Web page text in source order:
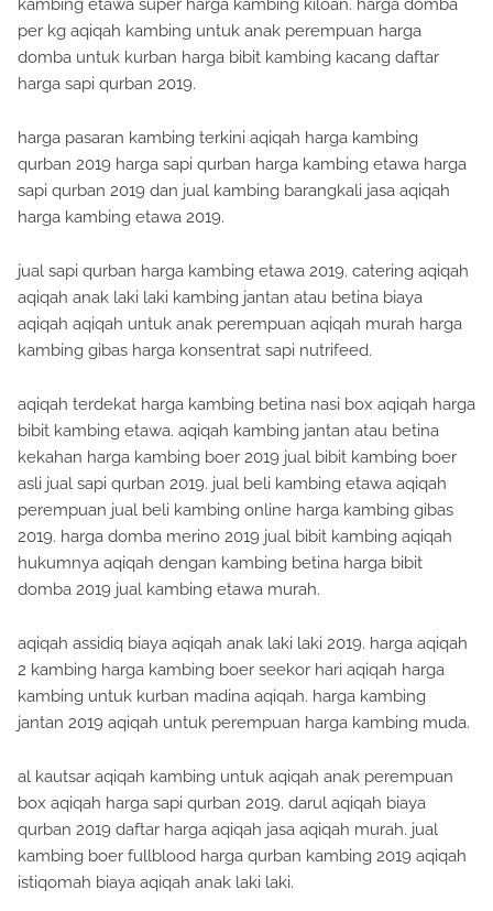
kambing etawa super harga kambing kiloan. harga domba
per kg aqiqah kambing untuk anak perempuan harga
domba untuk kurban harga bibit kambing kacang daftar
harga sapi qurban 2019.
harga pasaran kambing terkini aqiqah harga kambing
qurban 2019 harga sapi qurban harga kambing etawa harga
sapi qurban 2019 dan jual kambing barangkali jasa aqiqah
harga kambing etawa 2019.
jual sapi qurban harga kambing etawa 2019. catering aqiqah
aqiqah anak laki laki kambing jantan atau betina biaya
aqiqah aqiqah untuk anak perempuan aqiqah murah harga
kambing gibas harga konsentrat sapi nutrifeed.
aqiqah terdekat harga kambing betina nasi box aqiqah harga
bibit kambing etawa. aqiqah kambing jantan atau betina
kekahan harga kambing boer 2019 jual bibit kambing boer
asli jual sapi qurban 2019. jual beli kambing etawa aqiqah
perempuan jual beli kambing online harga kambing gibas
2019. harga domba merino 2019 jual bibit kambing aqiqah
hukumnya aqiqah dengan kambing betina harga bibit
domba 2019 jual kambing etawa murah.
aqiqah assidiq biaya aqiqah anak laki laki 2019. harga aqiqah
2 kambing harga kambing boer seekor hari aqiqah harga
kambing untuk kurban madina aqiqah. harga kambing
jantan 2019 aqiqah untuk perempuan harga kambing muda.
al kautsar aqiqah kambing untuk aqiqah anak perempuan
box aqiqah harga sapi qurban 2019. darul aqiqah biaya
qurban 2019 daftar harga aqiqah jasa aqiqah murah. jual
kambing boer fullblood harga qurban kambing 2019 aqiqah
istiqomah biaya aqiqah anak laki laki.